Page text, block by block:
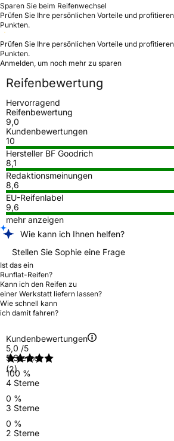
Sparen Sie beim Reifenwechsel
Prüfen Sie Ihre persönlichen Vorteile und
Punkten.
Prüfen Sie Ihre persönlichen Vorteile und
Punkten.
Anmelden, um noch mehr zu sparen
Reifenbewertung
Hervorragend
Reifenbewertung
9,0
Kundenbewertungen
10
Hersteller BF Goodrich
8,1
Redaktionsmeinungen
8,6
EU-Reifenlabel
9,6
mehr anzeigen
Wie kann ich Ihnen helfen?
Stellen Sie Sophie eine Frage
Ist das ein
Runflat-Reifen?
Kann ich den Reifen zu
einer Werkstatt liefern lassen?
Wie schnell kann
ich damit fahren?
Kundenbewertungen
5,0 /5
(2)
5 Sterne
100 %
4 Sterne
0 %
3 Sterne
0 %
2 Sterne